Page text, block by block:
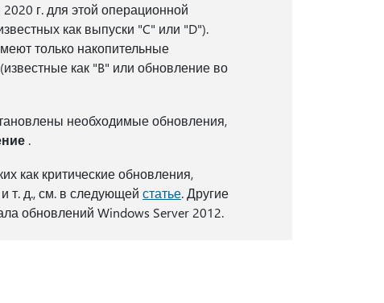
г. для этой операционной
как выпуски "C" или "D").
только накопительные
как "B" или обновление во
необходимые обновления,
.
как критические обновления,
т. д., см. в следующейстатье. Другие
обновлений Windows Server 2012.